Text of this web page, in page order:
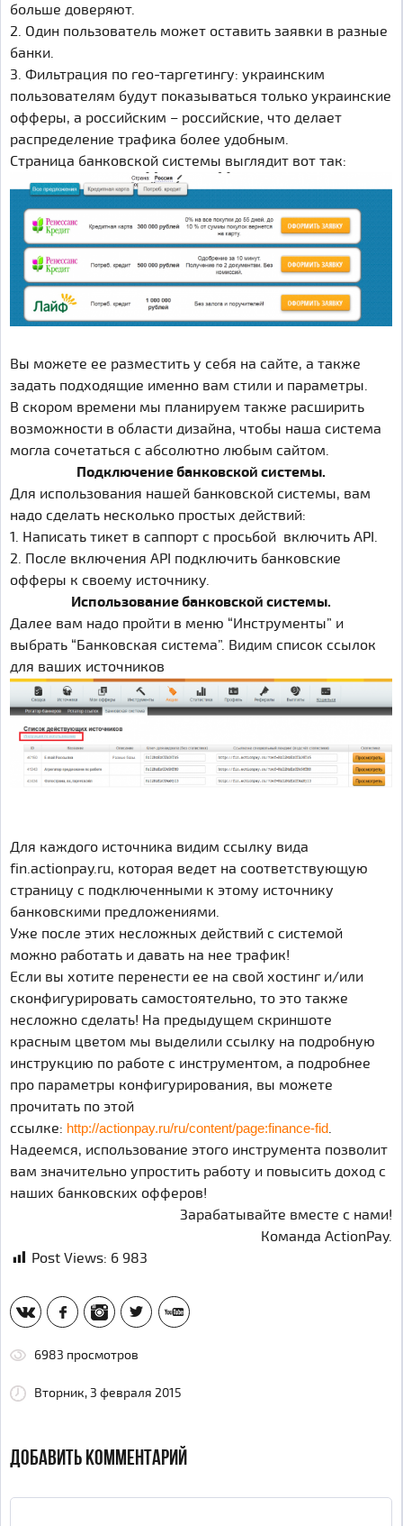
больше доверяют.
2. Один пользователь может оставить заявки в разные
банки.
3. Фильтрация по гео-таргетингу: украинским
пользователям будут показываться только украинские
офферы, а российским – российские, что делает
распределение трафика более удобным.
Страница банковской системы выглядит вот так:
Вы можете ее разместить у себя на сайте, а также
задать подходящие именно вам стили и параметры.
В скором времени мы планируем также расширить
возможности в области дизайна, чтобы наша система
могла сочетаться с абсолютно любым сайтом.
Подключение банковской системы.
Для использования нашей банковской системы, вам
надо сделать несколько простых действий:
1. Написать тикет в саппорт с просьбой включить API.
2. После включения API подключить банковские
офферы к своему источнику.
Использование банковской системы.
Далее вам надо пройти в меню “Инструменты” и
выбрать “Банковская система”. Видим список ссылок
для ваших источников
Для каждого источника видим ссылку вида
fin.actionpay.ru, которая ведет на соответствующую
страницу с подключенными к этому источнику
банковскими предложениями.
Уже после этих несложных действий с системой
можно работать и давать на нее трафик!
Если вы хотите перенести ее на свой хостинг и/или
сконфигурировать самостоятельно, то это также
несложно сделать! На предыдущем скриншоте
красным цветом мы выделили ссылку на подробную
инструкцию по работе с инструментом, а подробнее
про параметры конфигурирования, вы можете
прочитать по этой
ссылке: http://actionpay.ru/ru/content/page:finance-fid.
Надеемся, использование этого инструмента позволит
вам значительно упростить работу и повысить доход с
наших банковских офферов!
Зарабатывайте вместе с нами!
Команда ActionPay.
Post Views: 6 983
vk fb inst tw yt
6983 просмотров
Вторник, 3 февраля 2015
ДОБАВИТЬ КОММЕНТАРИЙ